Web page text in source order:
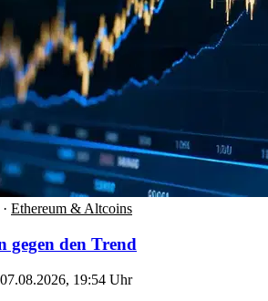
· Ethereum & Altcoins
gegen den Trend
07.08.2026, 19:54 Uhr